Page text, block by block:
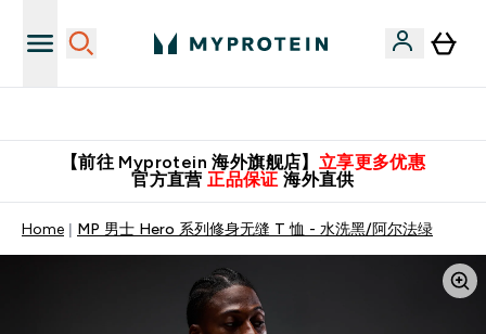
【前往 Myprotein 海外旗舰店】 立享更多优惠
官方直营 正品保证 海外直供
Home MP 男士 Hero 系列修身无缝 T 恤 - 水洗黑/阿尔法绿